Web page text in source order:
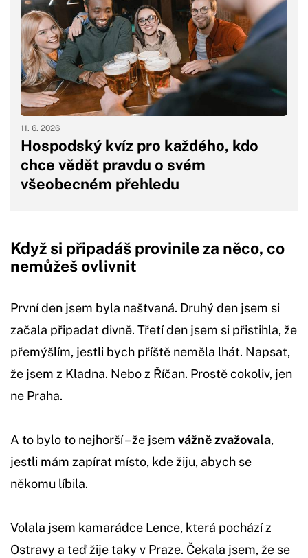
Hospodský kvíz pro každého, kdo
chce vědět pravdu o svém
všeobecném přehledu
11. 6. 2026
Když si připadáš provinile za něco, co
nemůžeš ovlivnit
První den jsem byla naštvaná. Druhý den jsem si
začala připadat divně. Třetí den jsem si přistihla, že
přemýšlím, jestli bych příště neměla lhát. Napsat,
že jsem z Kladna. Nebo z Říčan. Prostě cokoliv, jen
ne Praha.
A to bylo to nejhorší – že jsem vážně zvažovala,
jestli mám zapírat místo, kde žiju, abych se
někomu líbila.
Volala jsem kamarádce Lence, která pochází z
Ostravy a teď žije taky v Praze. Čekala jsem, že se